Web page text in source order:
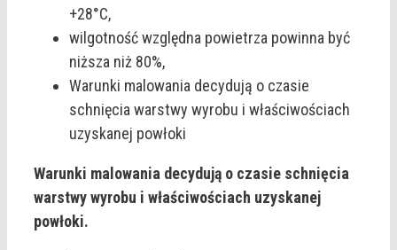
+28°C,
wilgotność względna powietrza powinna być
niższa niż 80%,
Warunki malowania decydują o czasie
schnięcia warstwy wyrobu i właściwościach
uzyskanej powłoki
Warunki malowania decydują o czasie schnięcia
warstwy wyrobu i właściwościach uzyskanej
powłoki.